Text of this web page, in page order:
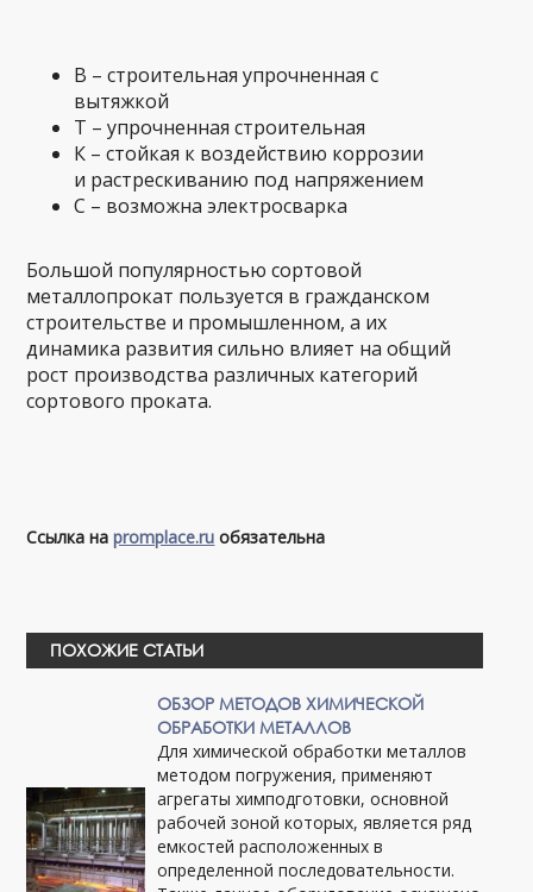
В – строительная упрочненная с
вытяжкой
Т – упрочненная строительная
К – стойкая к воздействию коррозии
и растрескиванию под напряжением
С – возможна электросварка
Большой популярностью сортовой
металлопрокат пользуется в гражданском
строительстве и промышленном, а их
динамика развития сильно влияет на общий
рост производства различных категорий
сортового проката.
Ссылка наpromplace.ru обязательна
ПОХОЖИЕ СТАТЬИ
ОБЗОР МЕТОДОВ ХИМИЧЕСКОЙ
ОБРАБОТКИ МЕТАЛЛОВ
Для химической обработки металлов
методом погружения, применяют
агрегаты химподготовки, основной
рабочей зоной которых, является ряд
емкостей расположенных в
определенной последовательности.